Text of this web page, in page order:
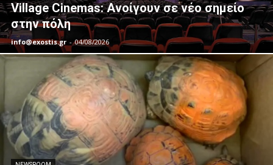
Village Cinemas: Ανοίγουν σε νέο σημείο
στην πόλη
info@exostis.gr - 04/08/2026